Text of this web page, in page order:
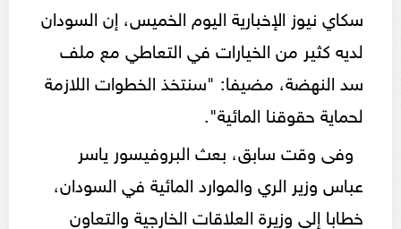
سكاي نيوز الإخبارية اليوم الخميس، إن السودان
لديه كثير من الخيارات في التعاطي مع ملف
سد النهضة، مضيفا: "سنتخذ الخطوات اللازمة
لحماية حقوقنا المائية".
وفى وقت سابق، بعث البروفيسور ياسر
عباس وزير الري والموارد المائية في السودان،
خطابا إلى وزيرة العلاقات الخارجية والتعاون